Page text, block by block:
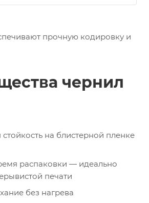
прочную кодировку и
чернил
на блистерной пленке
распаковки — идеально
печати
без нагрева